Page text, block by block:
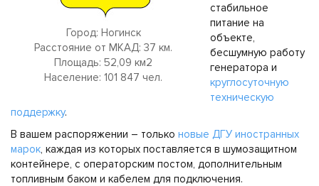
Город: Ногинск
Расстояние от МКАД: 37 км.
Площадь: 52,09 км2
Население: 101 847 чел.
стабильное
питание на
объекте,
бесшумную работу
генератора и
круглосуточную
техническую
поддержку.
В вашем распоряжении – только новые ДГУ иностранных
марок, каждая из которых поставляется в шумозащитном
контейнере, с операторским постом, дополнительным
топливным баком и кабелем для подключения.